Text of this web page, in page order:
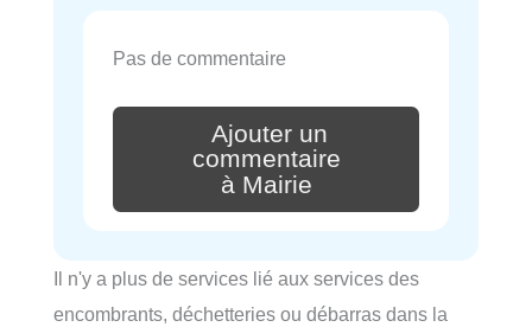
Pas de commentaire
Ajouter un
commentaire
à Mairie
Il n'y a plus de services lié aux services des
encombrants, déchetteries ou débarras dans la